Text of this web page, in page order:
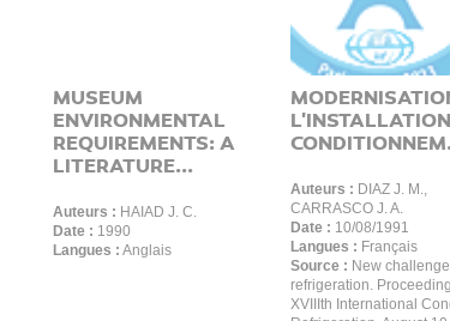
MUSEUM
ENVIRONMENTAL
REQUIREMENTS: A
LITERATURE...
Auteurs : HAIAD J. C.
Date : 1990
Langues : Anglais
Auteurs : DIAZ J. M.,
CARRASCO J. A.
Date : 10/08/1991
Langues : Français
Source : New
refrigeration.
XVIIIth International